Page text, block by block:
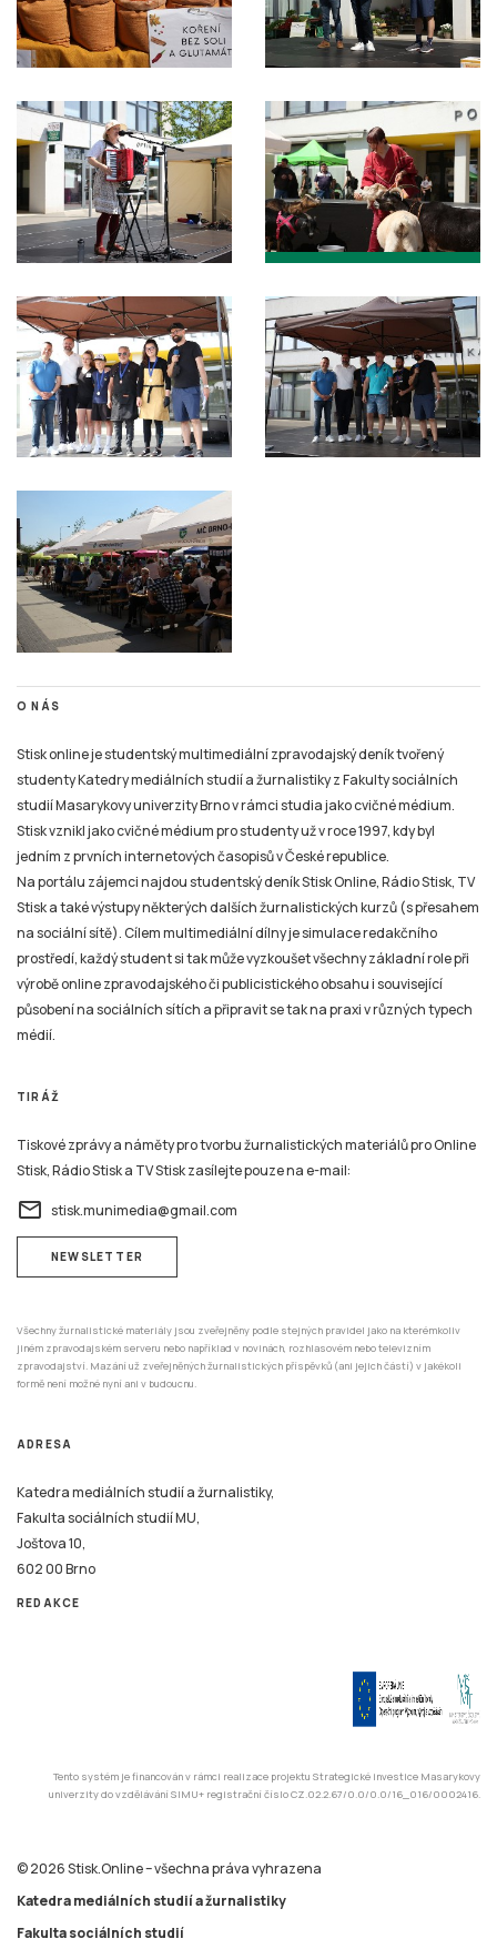
O NÁS
Stisk online je studentský multimediální zpravodajský deník tvořený
studenty Katedry mediálních studií a žurnalistiky z Fakulty sociálních
studií Masarykovy univerzity Brno v rámci studia jako cvičné médium.
Stisk vznikl jako cvičné médium pro studenty už v roce 1997, kdy byl
jedním z prvních internetových časopisů v České republice.
Na portálu zájemci najdou studentský deník Stisk Online, Rádio Stisk, TV
Stisk a také výstupy některých dalších žurnalistických kurzů (s přesahem
na sociální sítě). Cílem multimediální dílny je simulace redakčního
prostředí, každý student si tak může vyzkoušet všechny základní role při
výrobě online zpravodajského či publicistického obsahu i související
působení na sociálních sítích a připravit se tak na praxi v různých typech
médií.
TIRÁŽ
Tiskové zprávy a náměty pro tvorbu žurnalistických materiálů pro Online
Stisk, Rádio Stisk a TV Stisk zasílejte pouze na e-mail:
email stisk.munimedia@gmail.com
NEWSLETTER
Všechny žurnalistické materiály jsou zveřejněny podle stejných pravidel jako na kterémkoliv
jiném zpravodajském serveru nebo například v novinách, rozhlasovém nebo televizním
zpravodajství. Mazání už zveřejněných žurnalistických příspěvků (ani jejich částí) v jakékoli
formě není možné nyní ani v budoucnu.
ADRESA
Katedra mediálních studií a žurnalistiky,
Fakulta sociálních studií MU,
Joštova 10,
602 00 Brno
REDAKCE
Tento systém je financován v rámci realizace projektu Strategické investice Masarykovy
univerzity do vzdělávání SIMU+ registrační číslo CZ.02.2.67/0.0/0.0/16_016/0002416.
© 2026 Stisk.Online – všechna práva vyhrazena
Katedra mediálních studií a žurnalistiky
Fakulta sociálních studií